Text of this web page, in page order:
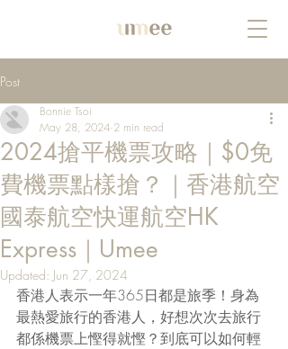
Post
2024搶平機票攻略｜$0免
費機票點樣搶？｜香港航空
國泰航空快運航空HK
Express｜Umee
Bonnie Tsoi
May 28, 2024 2 min read
Updated: Jun 27, 2024
香港人表示一年365日都是旅季！身為
最熱愛旅行的香港人，好想次次去旅行
都係機票上慳得就慳？到底可以如何輕